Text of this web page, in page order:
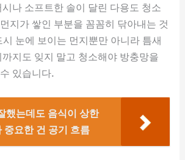
나 소프트한 솔이 달린 다용도 청소
지가 쌓인 부분을 꼼꼼히 닦아내는 것
눈에 보이는 먼지뿐만 아니라 틈새
지도 잊지 말고 청소해야 방충망을
있습니다.
했는데도 음식이 상한
중요한 건 공기 흐름